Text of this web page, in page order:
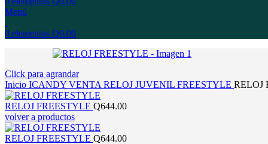
Menú
0 elementos Q0.00
Click para agrandar
Inicio ICANDY VENTA RELOJ JUVENIL FREESTYLE RELOJ
RELOJ FREESTYLE Q644.00
volver a productos
RELOJ FREESTYLE Q644.00